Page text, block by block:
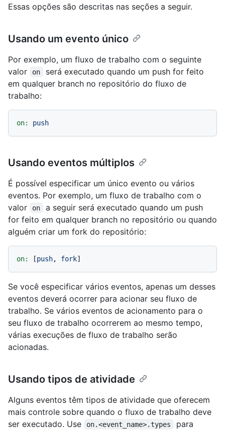
Essas opções são descritas nas seções a seguir.
Usando um evento único
Por exemplo, um fluxo de trabalho com o seguinte
valor
on
será executado quando um push for feito
em qualquer branch no repositório do fluxo de
trabalho:
on: push
Usando eventos múltiplos
É possível especificar um único evento ou vários
eventos. Por exemplo, um fluxo de trabalho com o
valor
on
a seguir será executado quando um push
for feito em qualquer branch no repositório ou quando
alguém criar um fork do repositório:
on: [push, fork
Se você especificar vários eventos, apenas um desses
eventos deverá ocorrer para acionar seu fluxo de
trabalho. Se vários eventos de acionamento para o
seu fluxo de trabalho ocorrerem ao mesmo tempo,
várias execuções de fluxo de trabalho serão
acionadas.
Usando tipos de atividade
Alguns eventos têm tipos de atividade que oferecem
mais controle sobre quando o fluxo de trabalho deve
ser executado. Use
on.<event_name>.types
para